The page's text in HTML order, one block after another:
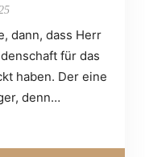
dann, dass Herr
für das
haben. Der eine
denn…